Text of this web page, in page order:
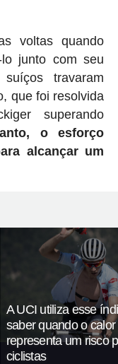
voltas quando
lo junto com seu
travaram
que foi resolvida
superando
o esforço
alcançar um
A UCI utiliza esse
saber quando o calor
representa um risco
ciclistas